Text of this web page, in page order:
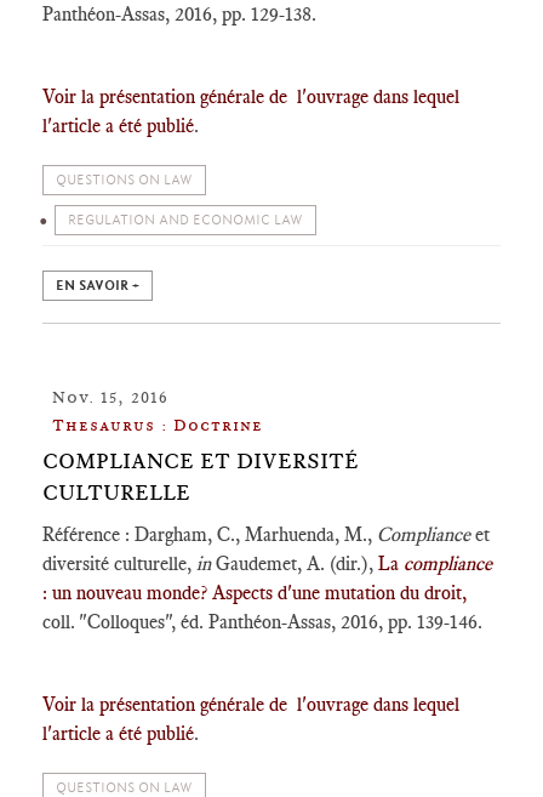
Panthéon-Assas, 2016, pp. 129-138.
Voir la présentation générale de l'ouvrage dans lequel
l'article a été publié.
QUESTIONS ON LAW
REGULATION AND ECONOMIC LAW
EN SAVOIR +
Nov. 15, 2016
Thesaurus : Doctrine
COMPLIANCE ET DIVERSITÉ
CULTURELLE
Référence : Dargham, C., Marhuenda, M., Complianceet
diversité culturelle, inGaudemet, A. (dir.), La compliance
: un nouveau monde? Aspects d'une mutation du droit,
coll. "Colloques", éd. Panthéon-Assas, 2016, pp. 139-146.
Voir la présentation générale de l'ouvrage dans lequel
l'article a été publié.
QUESTIONS ON LAW